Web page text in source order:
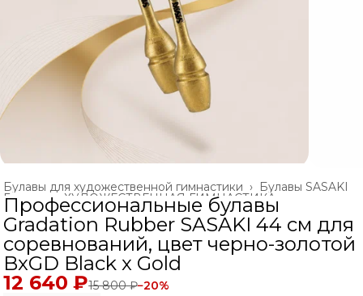
Булавы SASAKI
Булавы для художественной гимнастики ›
ХУДОЖЕСТВЕННАЯ ГИМНАСТИКА
Главная ›
Профессиональные булавы
Gradation Rubber SASAKI 44 см для
соревнований, цвет черно-золотой
BxGD Black x Gold
12 640 ₽15 800 ₽−20%